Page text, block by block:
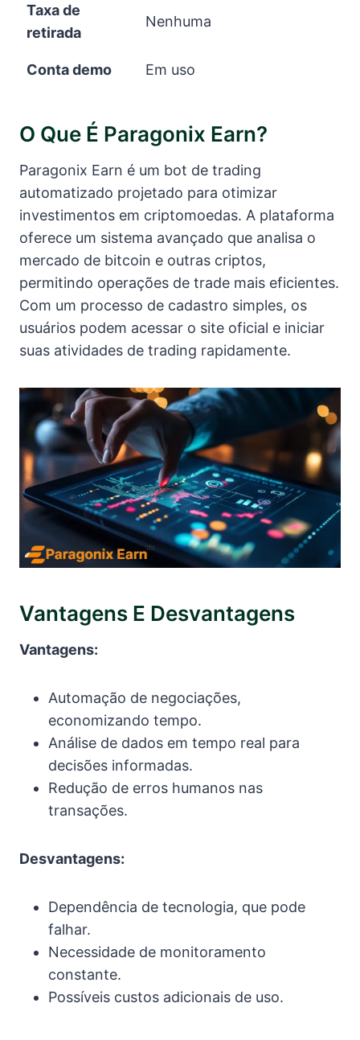
Taxa de
retirada
Nenhuma
Conta demo Em uso
O Que É Paragonix Earn?
Paragonix Earn é um bot de trading
automatizado projetado para otimizar
investimentos em criptomoedas. A plataforma
oferece um sistema avançado que analisa o
mercado de bitcoin e outras criptos,
permitindo operações de trade mais eficientes.
Com um processo de cadastro simples, os
usuários podem acessar o site oficial e iniciar
suas atividades de trading rapidamente.
Vantagens E Desvantagens
Vantagens:
Automação de negociações,
economizando tempo.
Análise de dados em tempo real para
decisões informadas.
Redução de erros humanos nas
transações.
Desvantagens:
Dependência de tecnologia, que pode
falhar.
Necessidade de monitoramento
constante.
Possíveis custos adicionais de uso.